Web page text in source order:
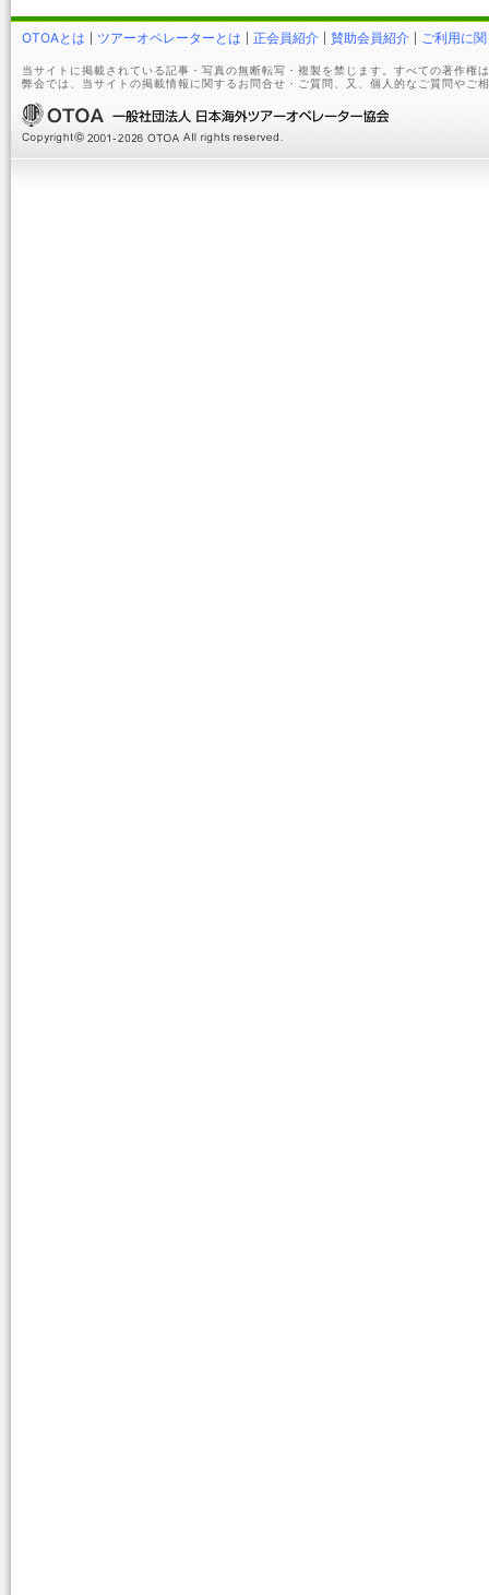
OTOAとは ツアーオペレーターとは 正会員紹介 賛助会員紹介 ご利用に
当サイトに掲載されている記事・写真の無断転写・複製を禁じます。すべての著作権
弊会では、当サイトの掲載情報に関するお問合せ・ご質問、又、個人的なご質問やご